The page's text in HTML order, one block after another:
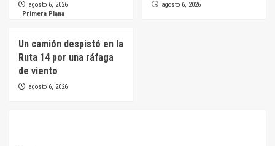
agosto 6, 2026
agosto 6, 2026
Primera Plana
Un camión despistó en la
Ruta 14 por una ráfaga
de viento
agosto 6, 2026